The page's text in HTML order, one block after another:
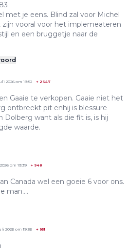
met je eens. Blind zal voor Michel
zijn vooral voor het implemeateren
en een bruggetje naar de
2026 om 19:52 + 2647
Gaaie te verkopen. Gaaie niet het
ontbreekt pit enhij is blessure
Dolberg want als die fit is, is hij
waarde.
om 19:39 + 948
Canada wel een goeie 6 voor ons.
man....
2026 om 19:36 + 951